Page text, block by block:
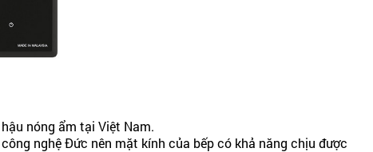
nóng ẩm tại Việt Nam.
nghệ Đức nên mặt kính của bếp có khả năng chịu được